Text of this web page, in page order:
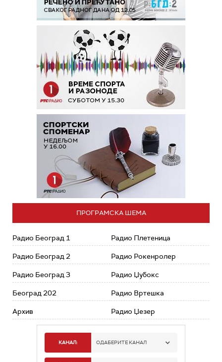
ПРОГРАМСКА ШЕМА
Радио Београд 1
Радио Београд 2
Радио Београд 3
Београд 202
Архив
Радио Плетеница
Радио Рокенролер
Радио Џубокс
Радио Вртешка
Радио Џезер
КАНАЛ: ОДАБЕРИТЕ КАНАЛ